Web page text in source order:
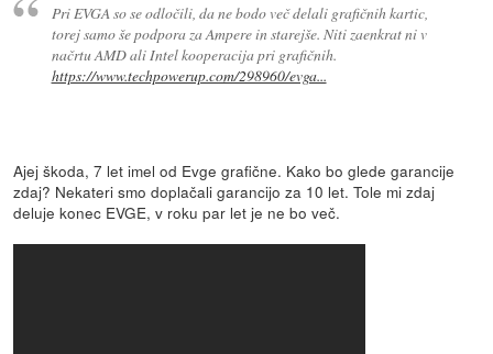
Pri EVGA so se odločili, da ne bodo več delali grafičnih kartic,
torej samo še podpora za Ampere in starejše. Niti zaenkrat ni v
načrtu AMD ali Intel kooperacija pri grafičnih.
https://www.techpowerup.com/298960/evga...
Ajej škoda, 7 let imel od Evge grafične. Kako bo glede garancije
zdaj? Nekateri smo doplačali garancijo za 10 let. Tole mi zdaj
deluje konec EVGE, v roku par let je ne bo več.